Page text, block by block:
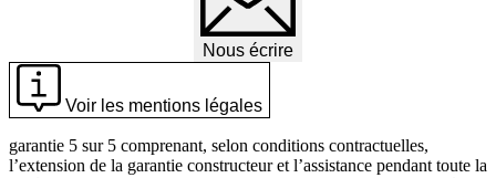
Nous écrire
Voir les mentions légales
garantie 5 sur 5 comprenant, selon conditions contractuelles,
l’extension de la garantie constructeur et l’assistance pendant toute la